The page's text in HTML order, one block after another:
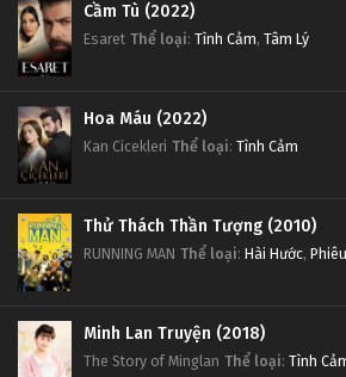
Cầm Tù (2022)
Esaret Thể loại: Tình Cảm, Tâm Lý
Hoa Máu (2022)
Kan Cicekleri Thể loại: Tình Cảm
Thử Thách Thần Tượng (2010)
RUNNING MAN Thể loại: Hài Hước,
Minh Lan Truyện (2018)
The Story of Minglan Thể loại: Tình